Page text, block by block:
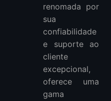
renomada por
sua
confiabilidade
e suporte ao
cliente
excepcional,
oferece uma
gama